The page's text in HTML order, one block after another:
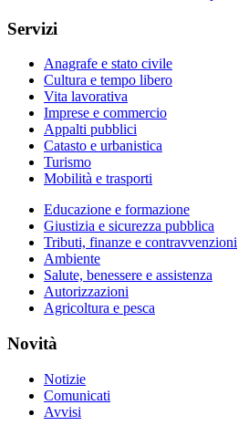
Servizi
Anagrafe e stato civile
Cultura e tempo libero
Vita lavorativa
Imprese e commercio
Appalti pubblici
Catasto e urbanistica
Turismo
Mobilità e trasporti
Educazione e formazione
Giustizia e sicurezza pubblica
Tributi, finanze e contravvenzioni
Ambiente
Salute, benessere e assistenza
Autorizzazioni
Agricoltura e pesca
Novità
Notizie
Comunicati
Avvisi